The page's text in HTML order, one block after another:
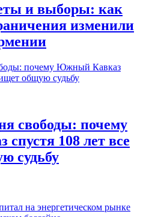
и выборы: как
изменили
свободы: почему
108 лет все
судьбу